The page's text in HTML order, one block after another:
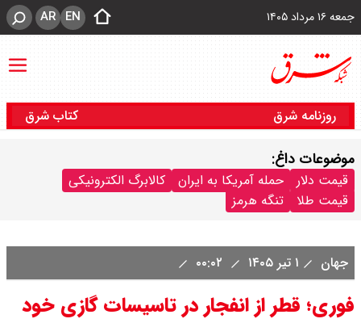
جمعه ۱۶ مرداد ۱۴۰۵ EN
AR
روزنامه شرق کتاب شرق
موضوعات داغ:
قیمت دلار حمله آمریکا به ایران
کالابرگ الکترونیکی
قیمت طلا
تنگه هرمز
جهان ۱ تیر ۱۴۰۵
فوری؛ قطر از انفجار در تاسیسات گازی خود